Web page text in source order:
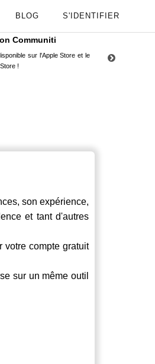
BLOG S'IDENTIFIER
Communiti
sur l'Apple Store et le
!
son expérience,
et tant d'autres
votre compte gratuit
sur un même outil